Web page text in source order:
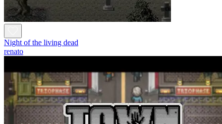
Night of the living dead
renato